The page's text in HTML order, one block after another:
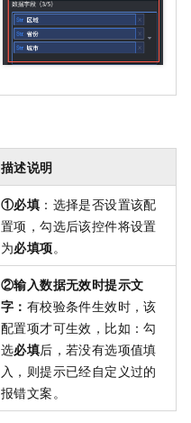
描述说明
①必填 ：选择是否设置该配
置项，勾选后该控件将设置
为必填项。
②输入数据无效时提示文
字： 有校验条件生效时，该
配置项才可生效，比如：勾
选必填后，若没有选项值填
入，则提示已经自定义过的
报错文案。